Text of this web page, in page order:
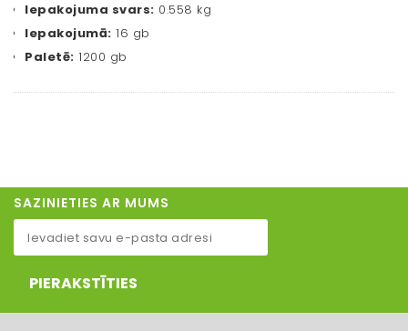
Iepakojuma svars: 0.558 kg
Iepakojumā: 16 gb
Paletē: 1200 gb
SAZINIETIES AR MUMS
PIERAKSTĪTIES